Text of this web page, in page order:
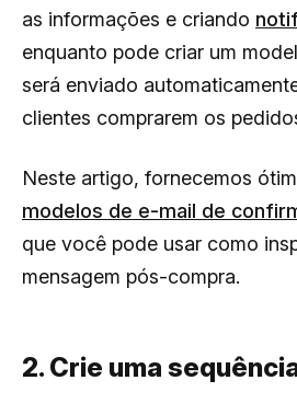
as informações e criando
enquanto pode criar um
será enviado
clientes comprarem os
Neste artigo, fornecemos
modelos de e-mail de
que você pode usar como
mensagem pós-compra.
2. Crie uma